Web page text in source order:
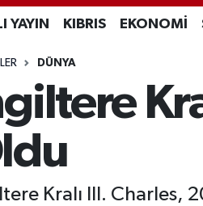
YAYIN KIBRIS EKONOMİ
DÜNYA
Kralı III. Charles,
Yoğunluk Haritası
Durumu ve Fikstür